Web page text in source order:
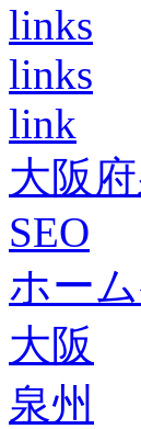
links
links
link
大阪
SEO
ホー
大阪
泉州